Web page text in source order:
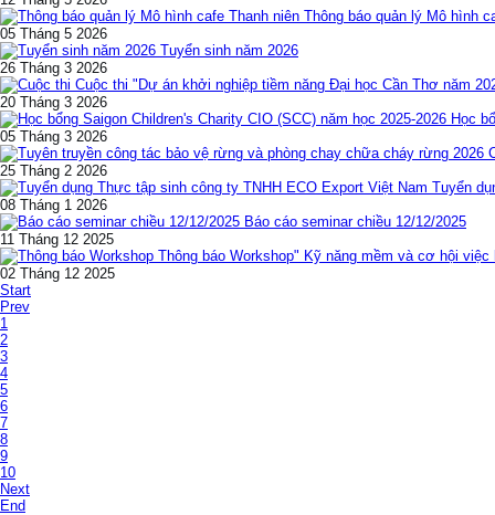
Thông báo quản lý Mô hình
05 Tháng 5 2026
Tuyển sinh năm 2026
26 Tháng 3 2026
Cuộc thi "Dự án khởi nghiệp tiềm năng Đại học Cần Thơ năm
20 Tháng 3 2026
Học
05 Tháng 3 2026
25 Tháng 2 2026
Tuyển
08 Tháng 1 2026
Báo cáo seminar chiều 12/12/2025
11 Tháng 12 2025
Thông báo Workshop" Kỹ năng mềm và cơ hội việc
02 Tháng 12 2025
Start
Prev
1
2
3
4
5
6
7
8
9
10
Next
End